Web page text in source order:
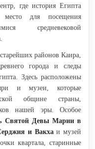
где история Египта
место для посещения
средневековой
районов Каира,
города и следы
Здесь расположены
и музеи, которые
общине страны,
нашей эры. Особое
Святой Девы Марии в
и Вакхаи музей
квартала, старинные